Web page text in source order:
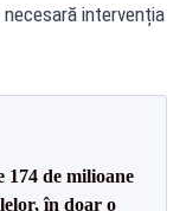
intervenția
174 de milioane
în doar o